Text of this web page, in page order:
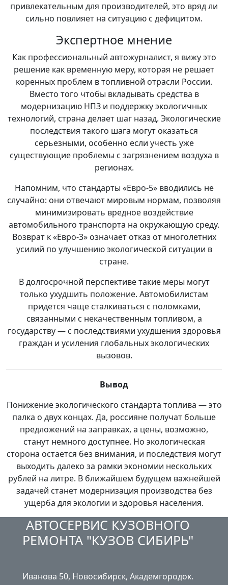
привлекательным для производителей, это вряд ли
сильно повлияет на ситуацию с дефицитом.
Экспертное мнение
Как профессиональный автожурналист, я вижу это
решение как временную меру, которая не решает
коренных проблем в топливной отрасли России.
Вместо того чтобы вкладывать средства в
модернизацию НПЗ и поддержку экологичных
технологий, страна делает шаг назад. Экологические
последствия такого шага могут оказаться
серьезными, особенно если учесть уже
существующие проблемы с загрязнением воздуха в
регионах.
Напомним, что стандарты «Евро-5» вводились не
случайно: они отвечают мировым нормам, позволяя
минимизировать вредное воздействие
автомобильного транспорта на окружающую среду.
Возврат к «Евро-3» означает отказ от многолетних
усилий по улучшению экологической ситуации в
стране.
В долгосрочной перспективе такие меры могут
только ухудшить положение. Автомобилистам
придется чаще сталкиваться с поломками,
связанными с некачественным топливом, а
государству — с последствиями ухудшения здоровья
граждан и усиления глобальных экологических
вызовов.
Вывод
Понижение экологического стандарта топлива — это
палка о двух концах. Да, россияне получат больше
предложений на заправках, а цены, возможно,
станут немного доступнее. Но экологическая
сторона остается без внимания, и последствия могут
выходить далеко за рамки экономии нескольких
рублей на литре. В ближайшем будущем важнейшей
задачей станет модернизация производства без
ущерба для экологии и здоровья населения.
АВТОСЕРВИС КУЗОВНОГО
РЕМОНТА "КУЗОВ СИБИРЬ"
Иванова 50, Новосибирск, Академгородок.